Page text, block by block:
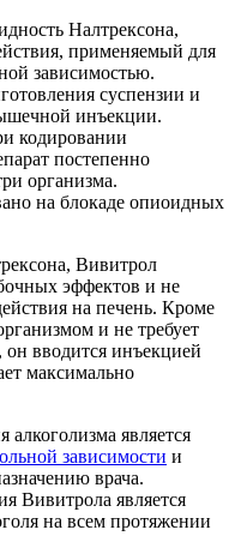
Налтрексона,
применяемый для
зависимостью.
суспензии и
инъекции.
кодировании
постепенно
организма.
на блокаде опиоидных
Вивитрол
эффектов и не
на печень. Кроме
и не требует
вводится инъекцией
максимально
является
зависимости и
врача.
Вивитрола является
на всем протяжении